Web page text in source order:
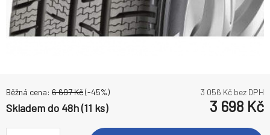
Běžná cena: 6 697Kč(-45%) 3 056 Kč bez DPH
Skladem do 48h (11 ks) 3 698 Kč